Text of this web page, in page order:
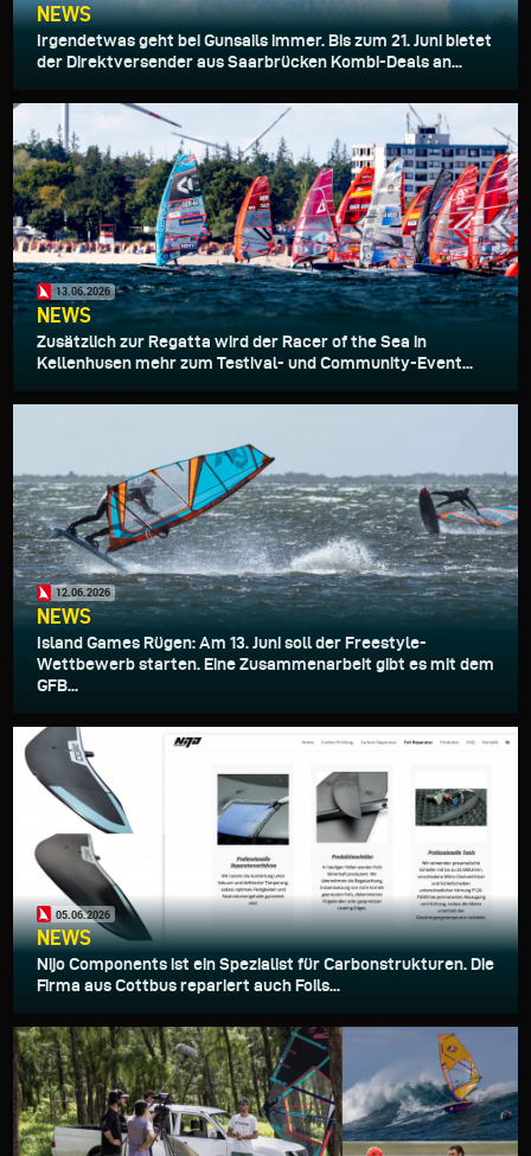
NEWS
Irgendetwas geht bei Gunsails immer. Bis zum 21. Juni bietet
der Direktversender aus Saarbrücken Kombi-Deals an...
13.06.2026
NEWS
Zusätzlich zur Regatta wird der Racer of the Sea in
Kellenhusen mehr zum Testival- und Community-Event...
12.06.2026
NEWS
Island Games Rügen: Am 13. Juni soll der Freestyle-
Wettbewerb starten. Eine Zusammenarbeit gibt es mit dem
GFB...
05.06.2026
NEWS
Nijo Components ist ein Spezialist für Carbonstrukturen. Die
Firma aus Cottbus repariert auch Foils...